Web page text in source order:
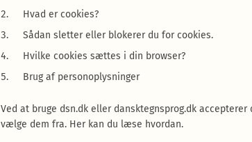
Hvad er cookies?
Sådan sletter eller blokerer du for cookies.
Hvilke cookies sættes i din browser?
Brug af personoplysninger
Ved at bruge dsn.dk eller dansktegnsprog.dk
vælge dem fra. Her kan du læse hvordan.